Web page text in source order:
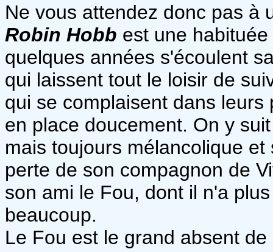
Ne vous attendez donc pas à
Robin Hobb est une
quelques années s'écoulent
qui laissent tout le loisir de
qui se complaisent dans
en place doucement. On y
mais toujours mélancolique
perte de son compagnon de
son ami le Fou, dont il n'a
beaucoup.
Le Fou est le grand absent